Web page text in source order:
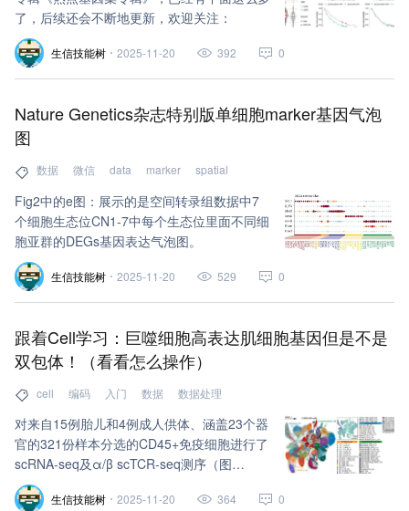
了，后续还会不断地更新，欢迎关注：
生信技能树 2025-11-20 392 0
Nature Genetics杂志特别版单细胞marker基因气泡
图
数据 微信 data marker spatial
Fig2中的e图：展示的是空间转录组数据中7
个细胞生态位CN1-7中每个生态位里面不同细
胞亚群的DEGs基因表达气泡图。
生信技能树 2025-11-20 529 0
跟着Cell学习：巨噬细胞高表达肌细胞基因但是不是
双包体！（看看怎么操作）
cell 编码 入门 数据 数据处理
对来自15例胎儿和4例成人供体、涵盖23个器
官的321份样本分选的CD45+免疫细胞进行了
scRNA-seq及α/β scTCR-seq测序（图
1A）：
生信技能树 2025-11-20 364 0